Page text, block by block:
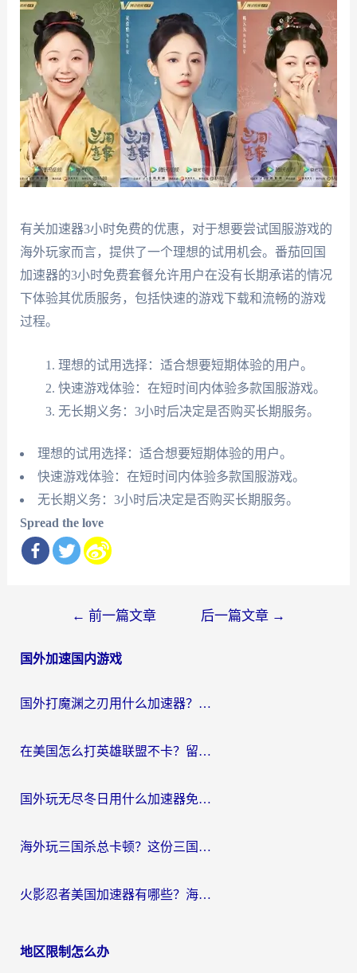
有关加速器3小时免费的优惠，对于想要尝试国服游戏的
海外玩家而言，提供了一个理想的试用机会。番茄回国
加速器的3小时免费套餐允许用户在没有长期承诺的情况
下体验其优质服务，包括快速的游戏下载和流畅的游戏
过程。
理想的试用选择：适合想要短期体验的用户。
快速游戏体验：在短时间内体验多款国服游戏。
无长期义务：3小时后决定是否购买长期服务。
理想的试用选择：适合想要短期体验的用户。
快速游戏体验：在短时间内体验多款国服游戏。
无长期义务：3小时后决定是否购买长期服务。
Spread the love
导
← 前一篇文章 后一篇文章 →
国外加速国内游戏
国外打魔渊之刃用什么加速器？2026海外玩家国服游戏加速全攻略（附闪耀暖暖&复苏的魔女避坑指南）
在美国怎么打英雄联盟不卡？留学生亲测的国服游戏加速全攻略
国外玩无尽冬日用什么加速器免费？海外党国服游戏加速避坑指南
海外玩三国杀总卡顿？这份三国杀游戏加速器指南帮你告别延迟烦恼
火影忍者美国加速器有哪些？海外党亲测的国服游戏加速全攻略（含菲律宾玩三国之刃守望黎明技巧）
地区限制怎么办